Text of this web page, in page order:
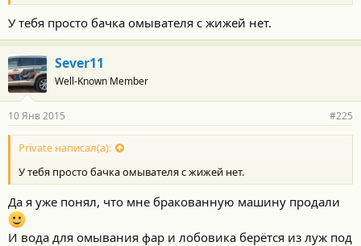
У тебя просто бачка омывателя с жижей нет.
Sever11
Well-Known Member
10 Янв 2015 #225
Private написал(а):
У тебя просто бачка омывателя с жижей нет.
Да я уже понял, что мне бракованную машину продали
И вода для омывания фар и лобовика берётся из луж под